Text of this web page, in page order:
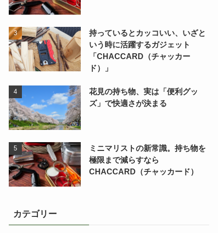
持っているとカッコいい、いざと
いう時に活躍するガジェット
「CHACCARD（チャッカー
ド）」
花見の持ち物、実は「便利グッ
ズ」で快適さが決まる
ミニマリストの新常識。持ち物を
極限まで減らすなら
CHACCARD（チャッカード）
カテゴリー